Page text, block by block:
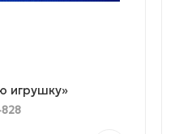
игрушку»
828